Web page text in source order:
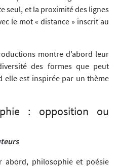
seul, et la proximité des lignes
le mot « distance » inscrit au
montre d’abord leur
des formes que peut
elle est inspirée par un thème
: opposition ou
philosophie et poésie